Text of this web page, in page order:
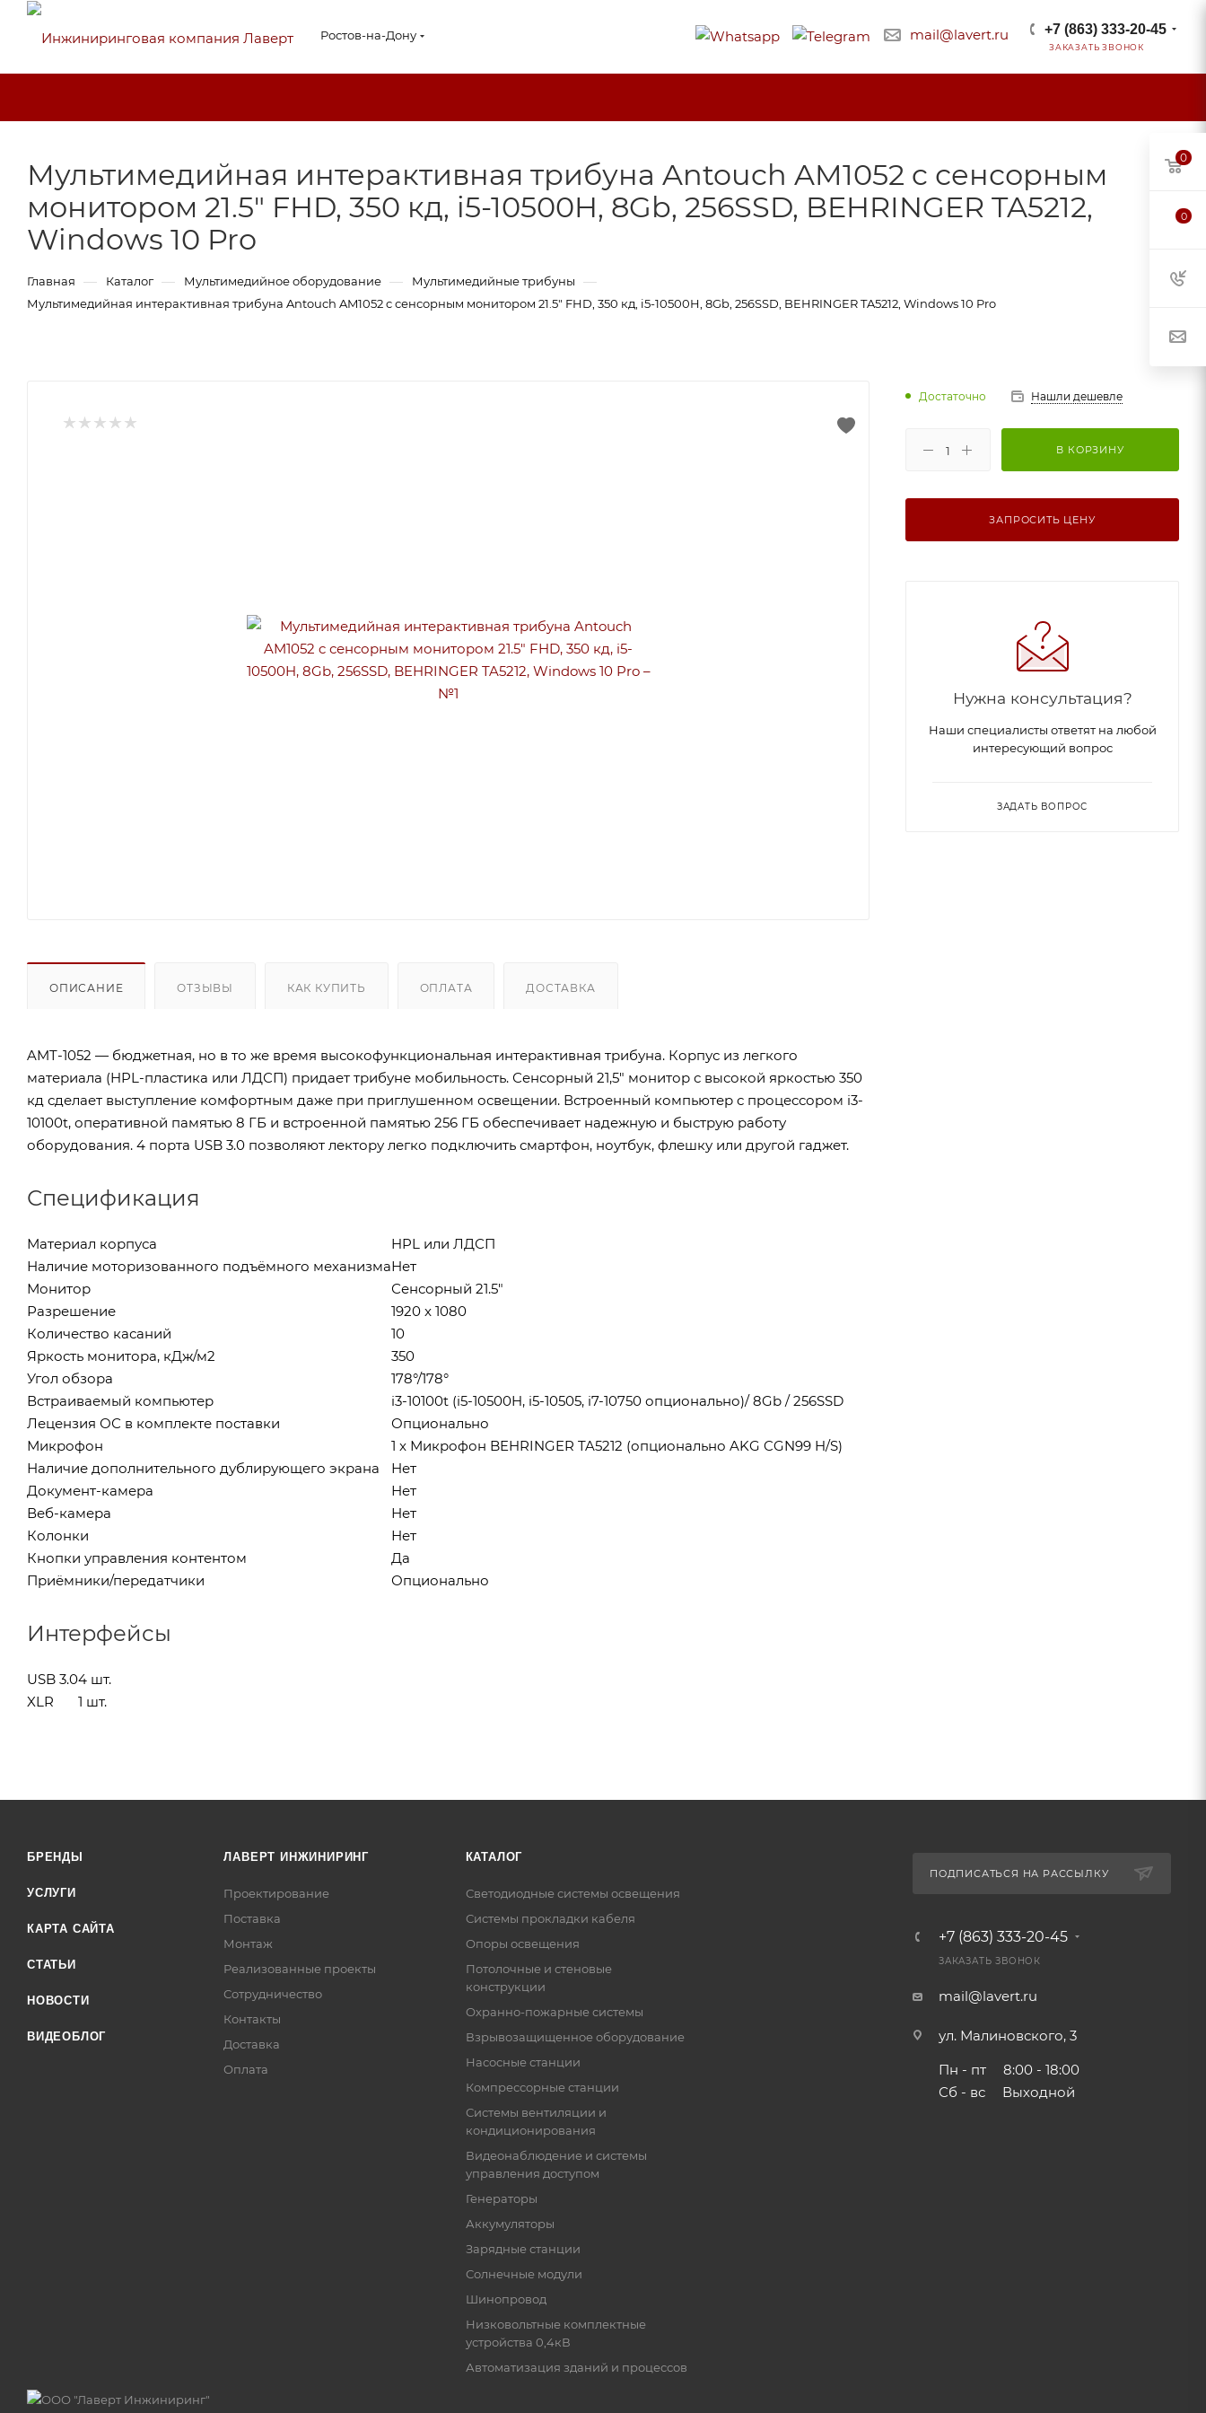
Ростов-на-Дону mail@lavert.ru +7 (863) 333-20-45
ЗАКАЗАТЬ ЗВОНОК
Мультимедийная интерактивная трибуна Antouch AM1052 c сенсорным
монитором 21.5" FHD, 350 кд, i5-10500H, 8Gb, 256SSD, BEHRINGER TA5212,
Windows 10 Pro
Главная — Каталог — Мультимедийное оборудование — Мультимедийные трибуны —
Мультимедийная интерактивная трибуна Antouch AM1052 c сенсорным монитором 21.5" FHD, 350 кд, i5-10500H, 8Gb, 256SSD, BEHRINGER TA5212, Windows 10 Pro
ОПИСАНИЕ ОТЗЫВЫ КАК КУПИТЬ ОПЛАТА ДОСТАВКА
AMT-1052 — бюджетная, но в то же время высокофункциональная интерактивная трибуна. Корпус из легкого
материала (HPL-пластика или ЛДСП) придает трибуне мобильность. Сенсорный 21,5" монитор с высокой яркостью 350
кд сделает выступление комфортным даже при приглушенном освещении. Встроенный компьютер с процессором i3-
10100t, оперативной памятью 8 ГБ и встроенной памятью 256 ГБ обеспечивает надежную и быструю работу
оборудования. 4 порта USB 3.0 позволяют лектору легко подключить смартфон, ноутбук, флешку или другой гаджет.
Спецификация
Материал корпуса
HPL или ЛДСП
Наличие моторизованного подъёмного механизмаНет
Монитор
Сенсорный 21.5"
Разрешение
1920 x 1080
Количество касаний
10
Яркость монитора, кДж/м2
350
Угол обзора
178°/178°
Встраиваемый компьютер
i3-10100t (i5-10500H, i5-10505, i7-10750 опционально)/ 8Gb / 256SSD
Лецензия ОС в комплекте поставки
Опционально
Микрофон
1 x Микрофон BEHRINGER TA5212 (опционально AKG CGN99 H/S)
Наличие дополнительного дублирующего экрана
Нет
Документ-камера
Нет
Веб-камера
Нет
Колонки
Нет
Кнопки управления контентом
Да
Приёмники/передатчики
Опционально
Интерфейсы
USB 3.04 шт.
XLR
1 шт.
Достаточно Нашли дешевле
В КОРЗИНУ
ЗАПРОСИТЬ ЦЕНУ
Нужна консультация?
Наши специалисты ответят на любой
интересующий вопрос
ЗАДАТЬ ВОПРОС
БРЕНДЫ
УСЛУГИ
КАРТА САЙТА
СТАТЬИ
НОВОСТИ
ВИДЕОБЛОГ
ЛАВЕРТ ИНЖИНИРИНГ
Проектирование
Поставка
Монтаж
Реализованные проекты
Сотрудничество
Контакты
Доставка
Оплата
КАТАЛОГ
Светодиодные системы освещения
Системы прокладки кабеля
Опоры освещения
Потолочные и стеновые
конструкции
Охранно-пожарные системы
Взрывозащищенное оборудование
Насосные станции
Компрессорные станции
Системы вентиляции и
кондиционирования
Видеонаблюдение и системы
управления доступом
Генераторы
Аккумуляторы
Зарядные станции
Солнечные модули
Шинопровод
Низковольтные комплектные
устройства 0,4кВ
Автоматизация зданий и процессов
ПОДПИСАТЬСЯ НА РАССЫЛКУ
+7 (863) 333-20-45
ЗАКАЗАТЬ ЗВОНОК
mail@lavert.ru
ул. Малиновского, 3
Пн - пт
8:00 - 18:00
Сб - вс
Выходной
0
0